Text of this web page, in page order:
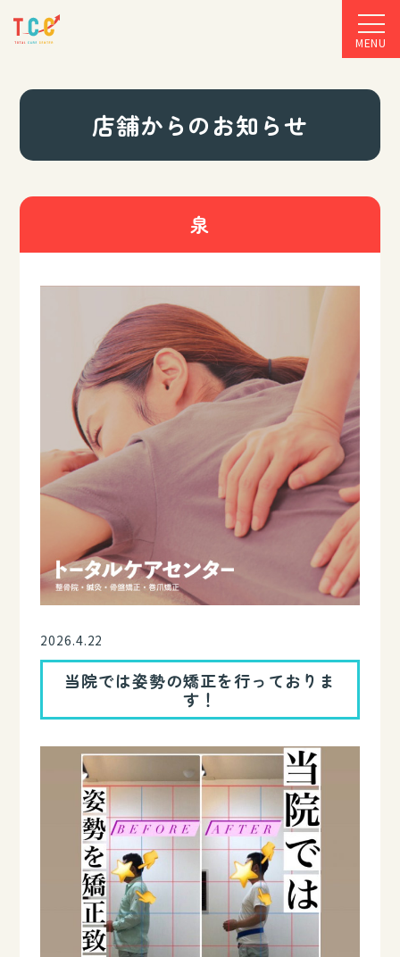
MENU
店舗からのお知らせ
泉
2026.4.22
当院では姿勢の矯正を行っておりま
す！